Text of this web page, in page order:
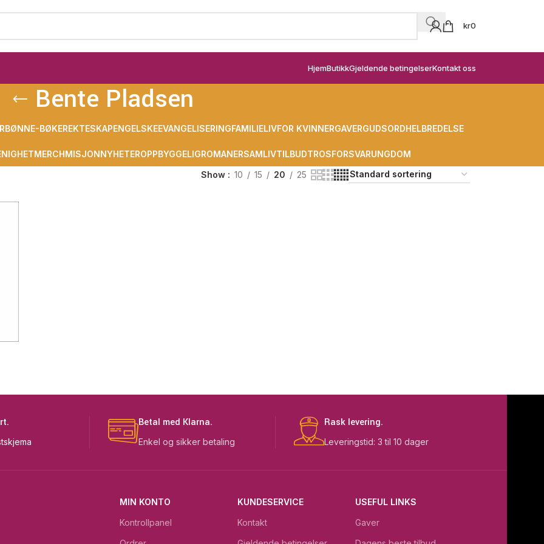
kr0
HjemButikkGjeldende betingelserKontakt oss
Bente Pladsen
BØNNE-BØKEREKTESKAPENGELSKEEVANGELISERINGFAMILIELIVFOR KVINNERGAVERGUDSORDHELBREDELSE
MERCHMISJONNYHETEROPPBYGGELIGROMANERSAMLIVTILBUDTROSFORSVARUNGDOM
Show 10 15 20 25
Betal med Klarna.
Enkel og sikker betaling
Rask levering.
Leveringstid: 3 til 10 dager
MIN KONTO
Kontrollpanel
KUNDESERVICE
Kontakt
USEFUL LINKS
Gaver